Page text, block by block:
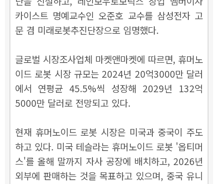
카이스트 명예교수인 오준호 교수를 삼성전자 고
문 겸 미래로봇추진단장으로 임명했다.
글로벌 시장조사업체 마켓앤마켓에 따르면, 휴머노
이드 로봇 시장 규모는 2024년 20억3000만 달러
에서 연평균 45.5%씩 성장해 2029년 132억
5000만 달러로 전망되고 있다.
현재 휴머노이드 로봇 시장은 미국과 중국이 주도
하고 있다. 미국 테슬라는 휴머노이드 로봇 '옵티머
스'를 올해 말까지 자사 공장에 배치하고, 2026년
외부에 판매하는 것을 목표하고 있으며, 중국 유니